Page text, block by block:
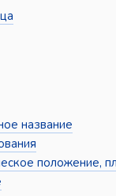
название
положение,